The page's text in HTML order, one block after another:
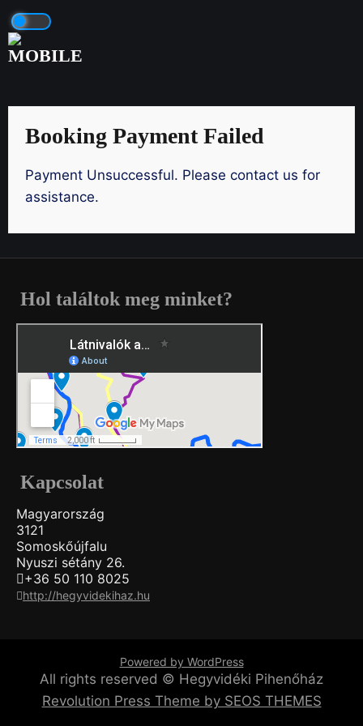
content
Booking Payment Failed
Payment Unsuccessful. Please contact us for
assistance.
Hol találtok meg minket?
Kapcsolat
Magyarország
3121
Somoskőújfalu
Nyuszi sétány 26.
+36 50 110 8025
http://hegyvidekihaz.hu
Powered by WordPress
All rights reserved © Hegyvidéki Pihenőház
Revolution Press Theme by SEOS THEMES